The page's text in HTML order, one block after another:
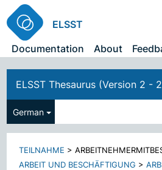
ELSST
Documentation
About
ELSST Thesaurus (Version 2 -
German
TEILNAHME >
ARBEIT UND BESCHÄFTIGUNG >